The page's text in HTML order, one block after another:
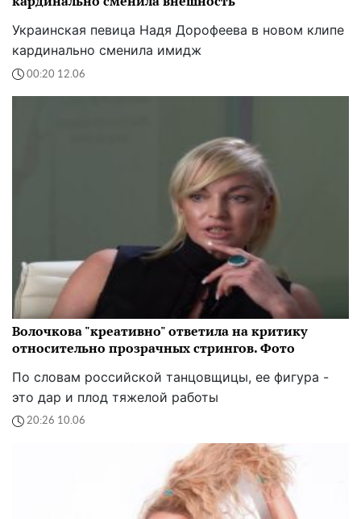
Украинская певица Надя Дорофеева в новом клипе
кардинально сменила имидж
00:20 12.06
Волочкова "креативно" ответила на критику
относительно прозрачных стрингов. Фото
По словам российской танцовщицы, ее фигура -
это дар и плод тяжелой работы
20:26 10.06